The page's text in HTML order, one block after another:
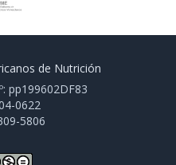
de Nutrición
pp199602DF83
0622
5806